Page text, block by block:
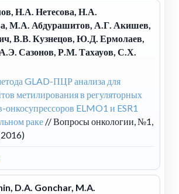
Н.А. Нетесова, Н.А.
М.А. Абдурашитов, А.Г. Акишев,
В.В. Кузнецов, Ю.Д. Ермолаев,
Сазонов, Р.М. Тахауов, С.Х.
GLAD-ПЦР анализа для
метилирования в регуляторных
онкосупрессоров ELMO1 и ESR1
раке // Вопросы онкологии, №1,
D.A. Gonchar, M.A.